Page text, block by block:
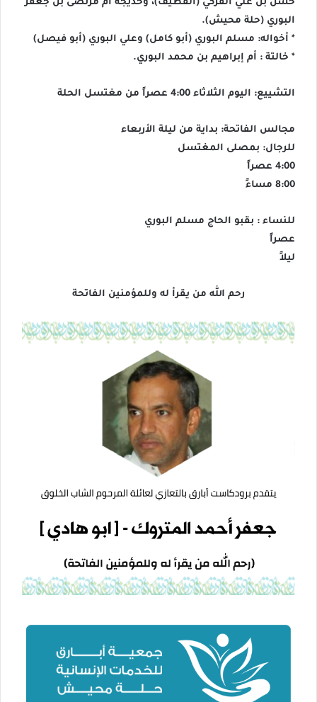
حسن بن علي الفركي (القطيف)، وخديجة أم مرتضى بن جعفر
البوري (حلة محيش).
* أخواله: مسلم البوري (أبو كامل) وعلي البوري (أبو فيصل)
* خالتة : أم إبراهيم بن محمد البوري.
التشييع: اليوم الثلاثاء 4:00 عصراً من مغتسل الحلة
مجالس الفاتحة: بداية من ليلة الأربعاء
للرجال: بمصلى المغتسل
4:00 عصراً
8:00 مساءً
للنساء : بقبو الحاج مسلم البوري
عصراً
ليلاً
رحم الله من يقرأ له وللمؤمنين الفاتحة